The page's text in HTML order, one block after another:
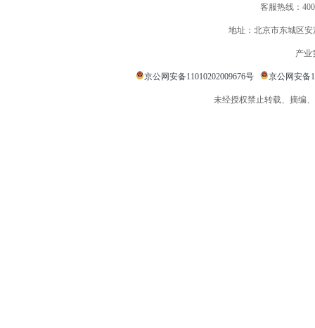
客服热线：
地址：北京市东城区
产业
京公网安备11010202009676号 京公网安备
未经授权禁止转载、摘编